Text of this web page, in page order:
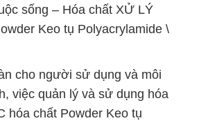
sống – Hóa chất XỬ LÝ
Keo tụ Polyacrylamide \
cho người sử dụng và môi
việc quản lý và sử dụng hóa
hóa chất Powder Keo tụ